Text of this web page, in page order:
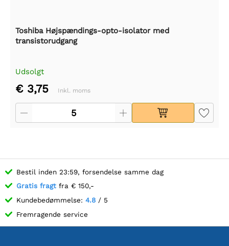
Toshiba Højspændings-opto-isolator med
transistorudgang
Udsolgt
€ 3,75 Inkl. moms
Bestil inden 23:59, forsendelse samme dag
Gratis fragt fra € 150,-
Kundebedømmelse: 4.8 / 5
Fremragende service